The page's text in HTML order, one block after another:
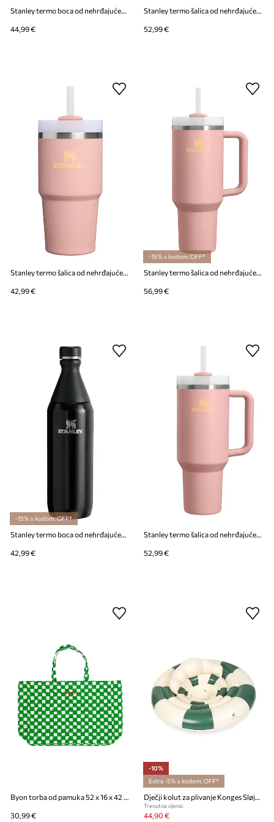
44,99 € 52,99 €
Stanley termo šalica od nehrđajućeg čelika Quencher® H2.O FlowState™ 0.59L
42,99 €
-15% s kodom: OFF*
Stanley termo šalica od nehrđajućeg čelika Quencher® H2.O FlowState™ 1.18L
56,99 €
-15% s kodom: OFF*
Stanley termo boca od nehrđajućeg čelika All Day Slim 0.35L
42,99 €
Stanley termo šalica od nehrđajućeg čelika Quencher® H2.O FlowState™ 0.89L
52,99 €
30,99 €
-10%
Extra -5% s kodom: OFF*
Trenutna cijena:
44,90 €